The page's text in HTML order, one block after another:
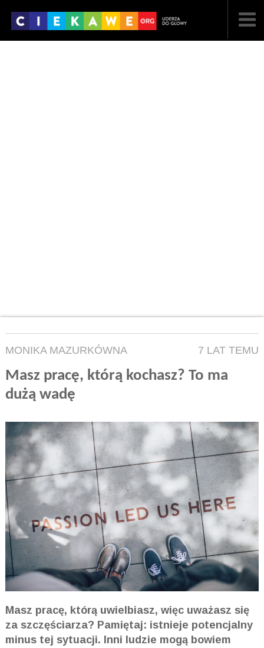
MONIKA MAZURKÓWNA 7 LAT TEMU
Masz pracę, którą kochasz? To ma
dużą wadę
Masz pracę, którą uwielbiasz, więc uważasz się
za szczęściarza? Pamiętaj: istnieje potencjalny
minus tej sytuacji. Inni ludzie mogą bowiem